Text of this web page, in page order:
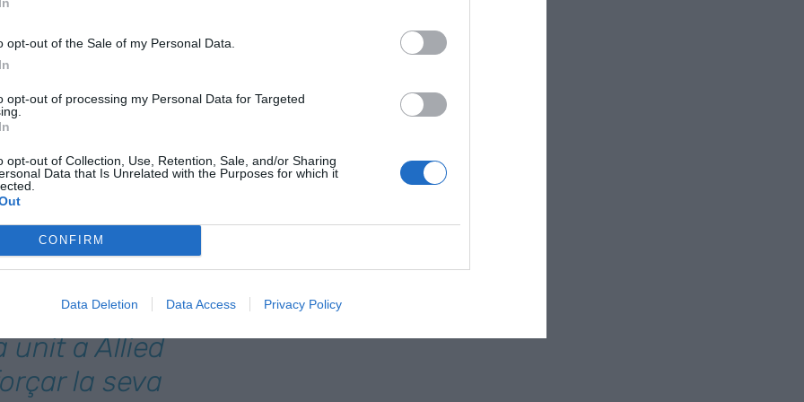
opt-out of the Sale of my Personal Data.
opt-out of processing my Personal Data for Targeted
opt-out of Collection, Use, Retention, Sale, and/or Sharing
Data that Is Unrelated with the Purposes for which it
CONFIRM
Data Deletion Data Access Privacy Policy
a la
i idealment, impulsar-la a través de
per definir els sistemes d'IA de alt risc.
altres empreses innovadores per maximitzar la
realment les parts interessades.
futur.
unit a Allied
la seva